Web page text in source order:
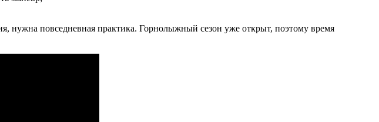
нужна повседневная практика. Горнолыжный сезон уже открыт, поэтому время